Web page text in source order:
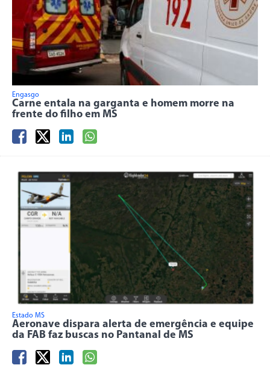
Engasgo
Carne entala na garganta e homem morre na
frente do filho em MS
Estado MS
Aeronave dispara alerta de emergência e equipe
da FAB faz buscas no Pantanal de MS